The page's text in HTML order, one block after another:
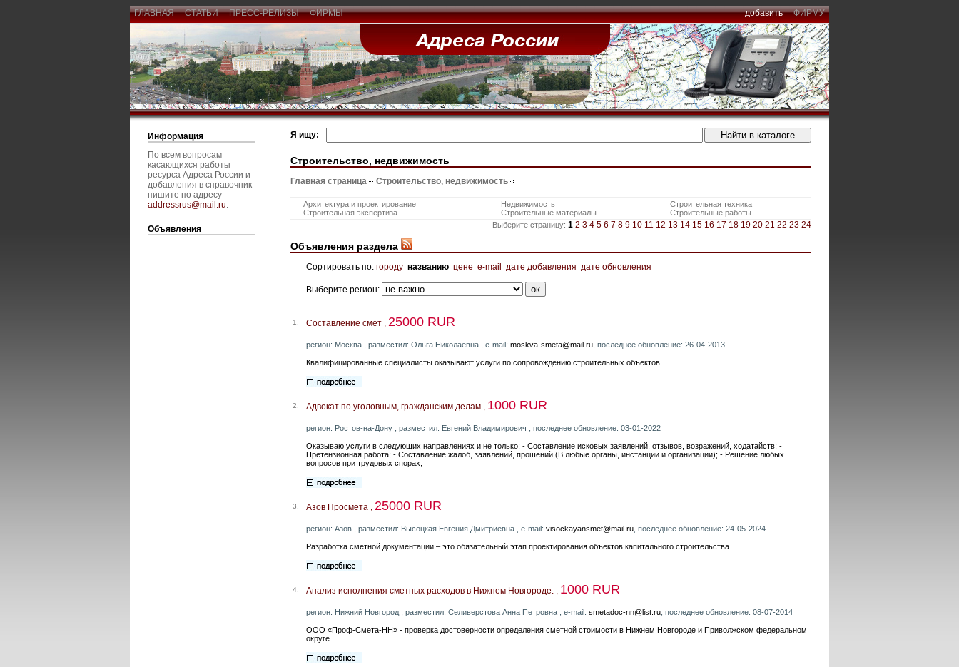
ГЛАВНАЯ СТАТЬИ ПРЕСС-РЕЛИЗЫ ФИРМЫ добавить ФИРМУ
Информация
По всем вопросам
касающихся работы
ресурса Адреса России и
добавления в справочник
пишите по адресу
addressrus@mail.ru.
Объявления
Я ищу:
Строительство, недвижимость
Главная страница Строительство, недвижимость
Архитектура и проектирование Недвижимость
Строительная техника
Строительная экспертиза
Строительные материалы
Строительные работы
Выберите страницу: 1 2 3 4 5 6 7 8 9 10 11 12 13 14 15 16 17 18 19 20 21 22 23 24
Объявления раздела
Сортировать по: городу названию цене e-mail дате добавления дате обновления
Выберите регион:
1. Cоставление смет , 25000 RUR
регион: Москва , разместил: Ольга Николаевна , e-mail: moskva-smeta@mail.ru , последнее обновление: 26-04-2013
Квалифицированные специалисты оказывают услуги по сопровождению строительных объектов.
2. Адвокат по уголовным, гражданским делам , 1000 RUR
регион: Ростов-на-Дону , разместил: Евгений Владимирович , последнее обновление: 03-01-2022
Оказываю услуги в следующих направлениях и не только: - Составление исковых заявлений, отзывов, возражений, ходатайств; -
Претензионная работа; - Составление жалоб, заявлений, прошений (В любые органы, инстанции и организации); - Решение любых
вопросов при трудовых спорах;
3. Азов Просмета , 25000 RUR
регион: Азов , разместил: Высоцкая Евгения Дмитриевна , e-mail: visockayansmet@mail.ru , последнее обновление: 24-05-2024
Разработка сметной документации – это обязательный этап проектирования объектов капитального строительства.
4. Анализ исполнения сметных расходов в Нижнем Новгороде. , 1000 RUR
регион: Нижний Новгород , разместил: Селиверстова Анна Петровна , e-mail: smetadoc-nn@list.ru , последнее обновление: 08-07-2014
ООО «Проф-Смета-НН» - проверка достоверности определения сметной стоимости в Нижнем Новгороде и Приволжском федеральном
округе.